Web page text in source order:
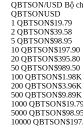
QBTSON/USD Bộ
QBTSONUSD
1 QBTSON$19.79
2 QBTSON$39.58
5 QBTSON$98.95
10 QBTSON$197.90
20 QBTSON$395.80
50 QBTSON$989.50
100 QBTSON$1.98K
200 QBTSON$3.96K
500 QBTSON$9.89K
1000 QBTSON
5000 QBTSON
10000 QBTSON